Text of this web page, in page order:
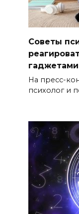
Советы
гаджетами
На пресс-
психолог и